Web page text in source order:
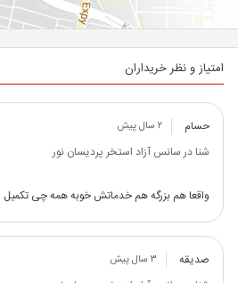
امتیاز و نظر خریداران
حسام ۲ سال پیش
شنا در سانس آزاد استخر پردیسان نور
واقعا هم بزرگه هم خدماتش خوبه همه چی تکمیل
صدیقه ۳ سال پیش